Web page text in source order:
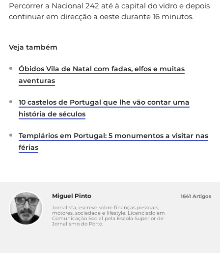
Percorrer a Nacional 242 até à capital do vidro e depois
continuar em direcção a oeste durante 16 minutos.
Veja também
Óbidos Vila de Natal com fadas, elfos e muitas
aventuras
10 castelos de Portugal que lhe vão contar uma
história de séculos
Templários em Portugal: 5 monumentos a visitar nas
férias
Miguel Pinto
Jornalista, escreve sobre finanças pessoais,
motores, sociedade e lifestyle. Licenciado em
Comunicação Social pela Escola Superior de
Jornalismo do Porto.
1641 Artigos